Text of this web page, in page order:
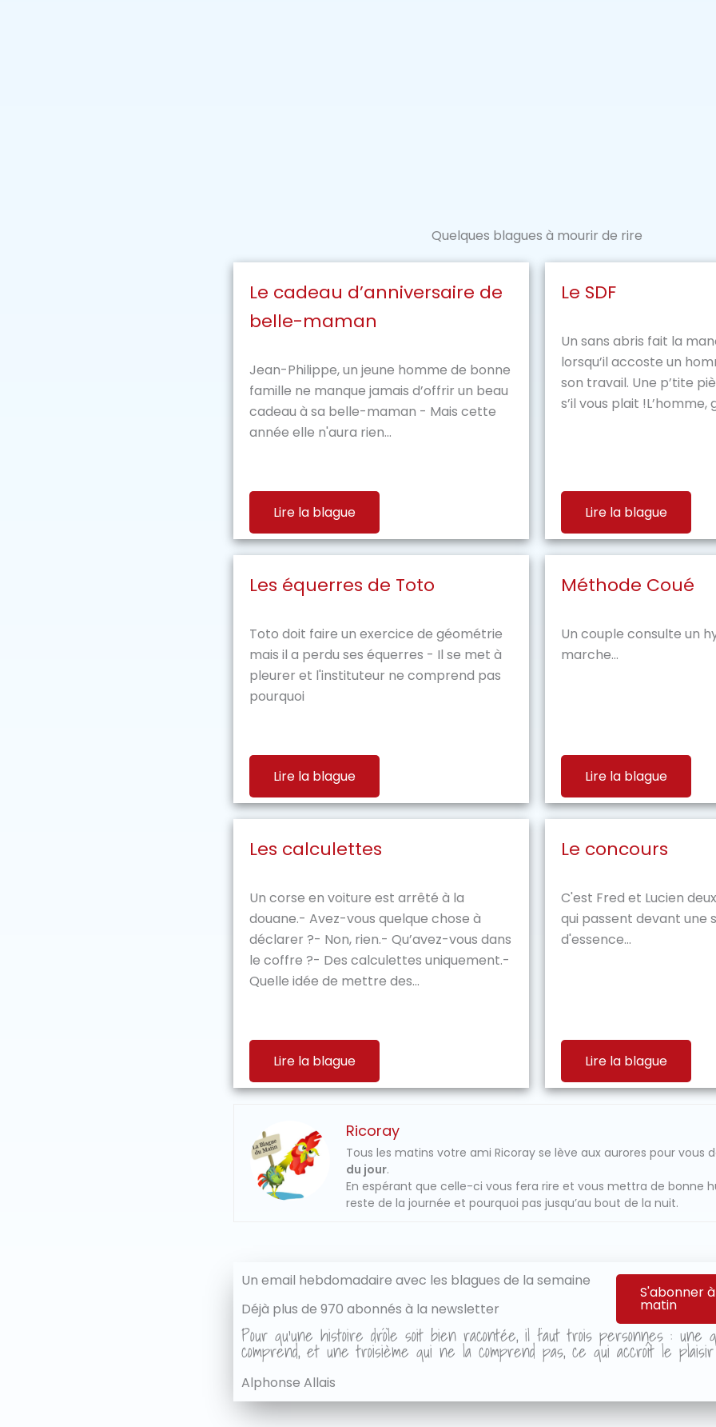
Quelques blagues à mourir de rire
Le cadeau d’anniversaire de
belle-maman
Jean-Philippe, un jeune homme de bonne
famille ne manque jamais d’offrir un beau
cadeau à sa belle-maman - Mais cette
année elle n'aura rien...
Lire la blague
Le SDF
Un sans abris fait la
lorsqu’il accoste un
son travail. Une p’tite
s’il vous plait !L’homme,
Lire la blague
Les équerres de Toto
Toto doit faire un exercice de géométrie
mais il a perdu ses équerres - Il se met à
pleurer et l'instituteur ne comprend pas
pourquoi
Lire la blague
Méthode Coué
Un couple consulte un
marche...
Lire la blague
Les calculettes
Un corse en voiture est arrêté à la
douane.- Avez-vous quelque chose à
déclarer ?- Non, rien.- Qu’avez-vous dans
le coffre ?- Des calculettes uniquement.-
Quelle idée de mettre des...
Lire la blague
Le concours
C'est Fred et Lucien
qui passent devant une
d'essence...
Lire la blague
Ricoray
Tous les matins votre ami Ricoray se lève aux aurores pour vous
du jour.
En espérant que celle-ci vous fera rire et vous mettra de bonne
reste de la journée et pourquoi pas jusqu’au bout de la nuit.
Un email hebdomadaire avec les blagues de la semaine
Déjà plus de 970 abonnés à la newsletter
S'abonner
matin
Pour qu'une histoire drôle soit bien racontée, il faut trois personnes : une
comprend, et une troisième qui ne la comprend pas, ce qui accroît le
Alphonse Allais